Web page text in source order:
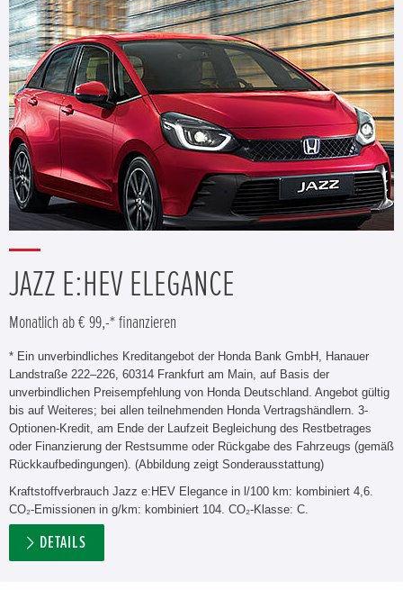
JAZZ E:HEV ELEGANCE
Monatlich ab € 99,-* finanzieren
* Ein unverbindliches Kreditangebot der Honda Bank GmbH, Hanauer
Landstraße 222–226, 60314 Frankfurt am Main, auf Basis der
unverbindlichen Preisempfehlung von Honda Deutschland. Angebot gültig
bis auf Weiteres; bei allen teilnehmenden Honda Vertragshändlern. 3-
Optionen-Kredit, am Ende der Laufzeit Begleichung des Restbetrages
oder Finanzierung der Restsumme oder Rückgabe des Fahrzeugs (gemäß
Rückkaufbedingungen). (Abbildung zeigt Sonderausstattung)
Kraftstoffverbrauch Jazz e:HEV Elegance in l/100 km: kombiniert 4,6.
CO₂-Emissionen in g/km: kombiniert 104. CO₂-Klasse: C.
DETAILS